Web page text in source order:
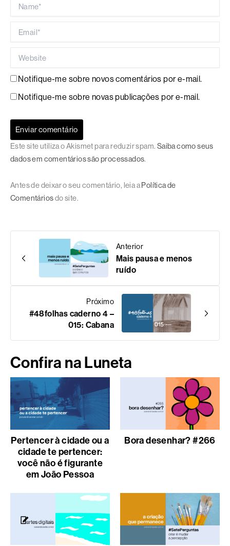
Notifique-me sobre novos comentários por e-mail.
Notifique-me sobre novas publicações por e-mail.
Este site utiliza o Akismet para reduzir spam. Saiba como seus
dados em comentários são processados.
Antes de deixar o seu comentário, leia a Política de
Comentáriosdo site.
Anterior
Mais pausa e menos
ruído
Próximo
#48folhas caderno 4 –
015: Cabana
Confira na Luneta
Pertencer à cidade ou a
cidade te pertencer:
você não é figurante
em João Pessoa
Bora desenhar? #266